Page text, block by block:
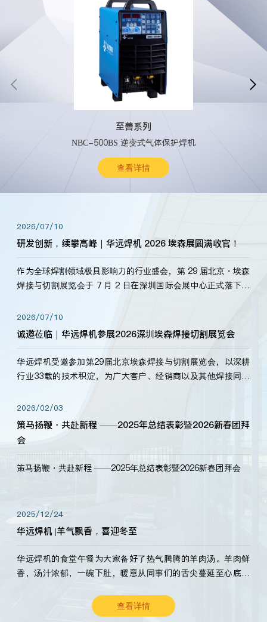
至善系列
NBC-500BS 逆变式气体保护焊机
查看详情
 
2026/07/10
研发创新，续攀高峰｜华远焊机 2026 埃森展圆满收官！
作为全球焊割领域极具影响力的行业盛会，第 29 届北京・埃森
焊接与切割展览会于 7 月 2 日在深圳国际会展中心正式落下帷
标准，持之以恒研发新产品、新技术。新老客户、行业伙伴、
海内外客户为目睹公司发布的新产…
2026/07/10
诚邀莅临｜华远焊机参展2026深圳埃森焊接切割展览会
华远焊机受邀参加第29届北京埃森焊接与切割展览会，以深耕
行业33载的技术积淀，为广大客户、经销商以及其他焊接同仁
2026/02/03
策马扬鞭・共赴新程 ——2025年总结表彰暨2026新春团拜
会
策马扬鞭・共赴新程 ——2025年总结表彰暨2026新春团拜会
2025/12/24
华远焊机 |羊气飘香，喜迎冬至
华远焊机的食堂午餐为大家备好了热气腾腾的羊肉汤。羊肉鲜
香，汤汁浓郁，一碗下肚，暖意从同事们的舌尖蔓延至心底。
查看详情